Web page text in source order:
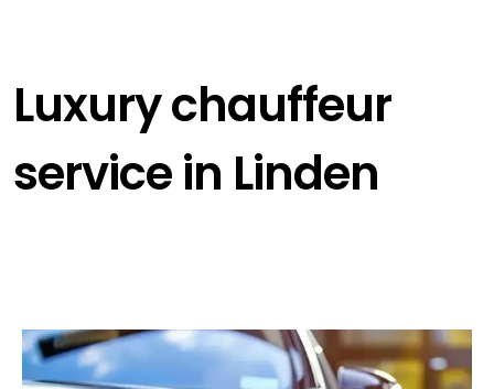
Luxury chauffeur
service in Linden